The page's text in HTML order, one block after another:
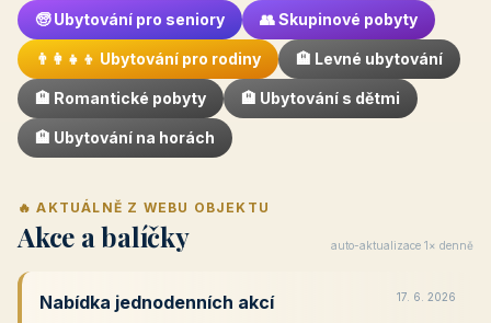
🧓 Ubytování pro seniory 👥 Skupinové pobyty
👨‍👩‍👧‍👦 Ubytování pro rodiny 🏨 Levné ubytování
🏨 Romantické pobyty 🏨 Ubytování s dětmi
🏨 Ubytování na horách
🔥 AKTUÁLNĚ Z WEBU OBJEKTU
Akce a balíčky auto-aktualizace 1× denně
Nabídka jednodenních akcí 17. 6. 2026